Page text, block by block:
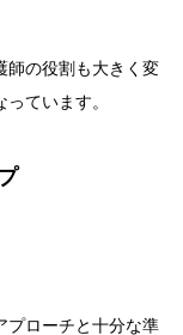
師の役割も大きく変
ています。
プローチと十分な準